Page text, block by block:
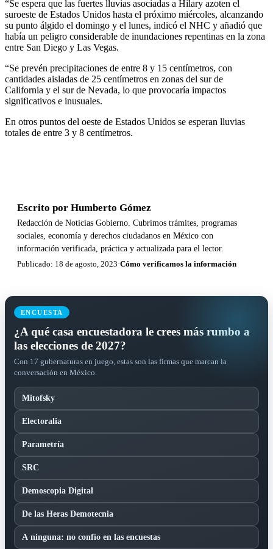
“Se espera que las fuertes lluvias asociadas a Hilary azoten el
suroeste de Estados Unidos hasta el próximo miércoles, alcanzando
su punto álgido el domingo y el lunes, indicó el NHC y añadió que
había un peligro considerable de inundaciones repentinas en la zona
entre San Diego y Las Vegas.
“Se prevén precipitaciones de entre 8 y 15 centímetros, con
cantidades aisladas de 25 centímetros en zonas del sur de
California y el sur de Nevada, lo que provocaría impactos
significativos e inusuales.
En otros puntos del oeste de Estados Unidos se esperan lluvias
totales de entre 3 y 8 centímetros.
Escrito por Humberto Gómez
Redacción de Noticias Gobierno. Cubrimos trámites, programas
sociales, economía y derechos ciudadanos en México con
información verificada, práctica y actualizada para el lector.
Publicado: 18 de agosto, 2023·Cómo verificamos la información
ENCUESTA
¿A qué casa encuestadora le crees más rumbo a
las elecciones de 2027?
Con 17 gubernaturas en juego, estas son las firmas que marcan la
conversación en México.
Mitofsky
Electoralia
Parametría
SRC
Demoscopia Digital
De las Heras Demotecnia
A ninguna: no confío en las encuestas